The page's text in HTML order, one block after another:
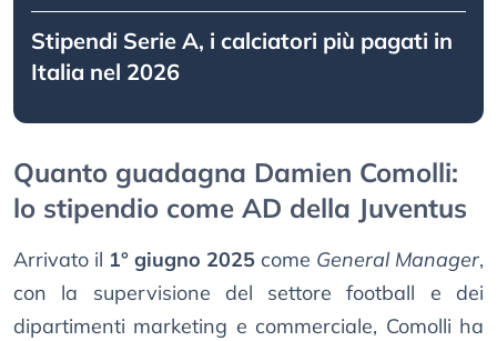
Stipendi Serie A, i calciatori più pagati in
Italia nel 2026
Quanto guadagna Damien Comolli:
lo stipendio come AD della Juventus
Arrivato il 1° giugno 2025 come General Manager,
con la supervisione del settore football e dei
dipartimenti marketing e commerciale, Comolli ha